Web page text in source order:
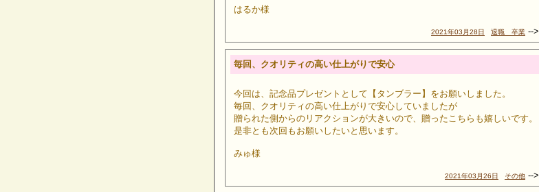
はるか様
2021年03月28日 退職 卒業 -->
毎回、クオリティの高い仕上がりで安心
今回は、記念品プレゼントとして【タンブラー】をお願いしました。
毎回、クオリティの高い仕上がりで安心していましたが
贈られた側からのリアクションが大きいので、贈ったこちらも嬉しいです。
是非とも次回もお願いしたいと思います。
みゅ様
2021年03月26日 その他 -->